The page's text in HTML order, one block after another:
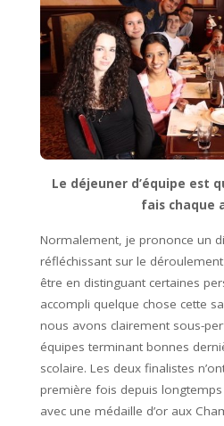
Le déjeuner d’équipe est
fais chaque
Normalement, je prononce un
réfléchissant sur le
être en distinguant certaines
accompli quelque chose cette
nous avons clairement sous-
équipes terminant bonnes
scolaire. Les deux finalistes
première fois depuis
avec une médaille d’or aux